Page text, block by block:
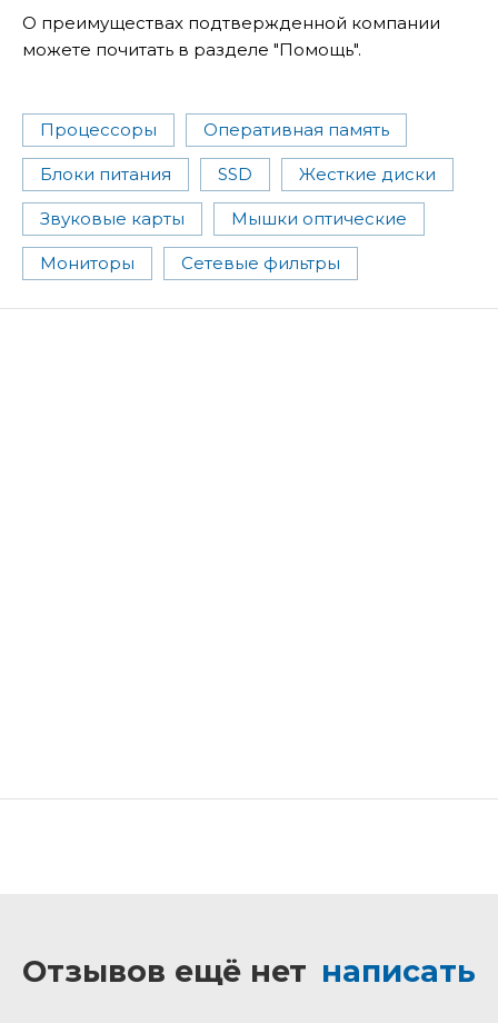
О преимуществах подтвержденной компании
можете почитать в разделе "Помощь".
Процессоры Оперативная память
Блоки питания SSD Жесткие диски
Звуковые карты Мышки оптические
Мониторы Сетевые фильтры
Отзывов ещё нет написать